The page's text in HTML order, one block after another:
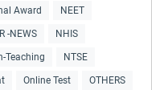
Award NEET
-NEWS NHIS
Teaching NTSE
Online Test OTHERS